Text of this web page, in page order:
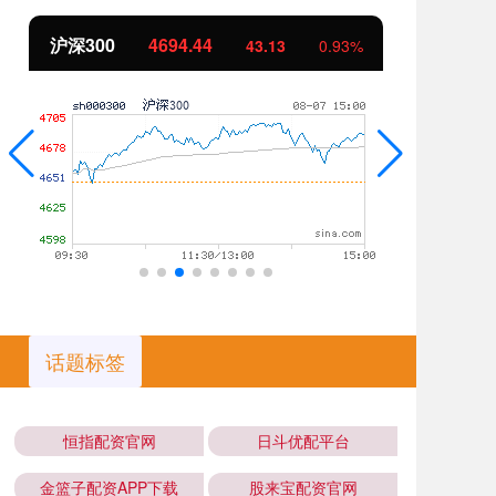
沪深300 4694.44 43.13 0.93%
话题标签
恒指配资官网 日斗优配平台
金篮子配资APP下载 股来宝配资官网